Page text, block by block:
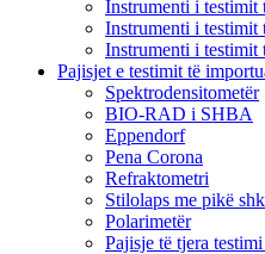
Instrumenti i
Instrumenti i testimit
Instrumenti i
Pajisjet e testimit të
Spektrodensitometër
BIO-RAD i SHBA
Eppendorf
Pena Corona
Refraktometri
Stilolaps me pikë
Polarimetër
Pajisje të tjera